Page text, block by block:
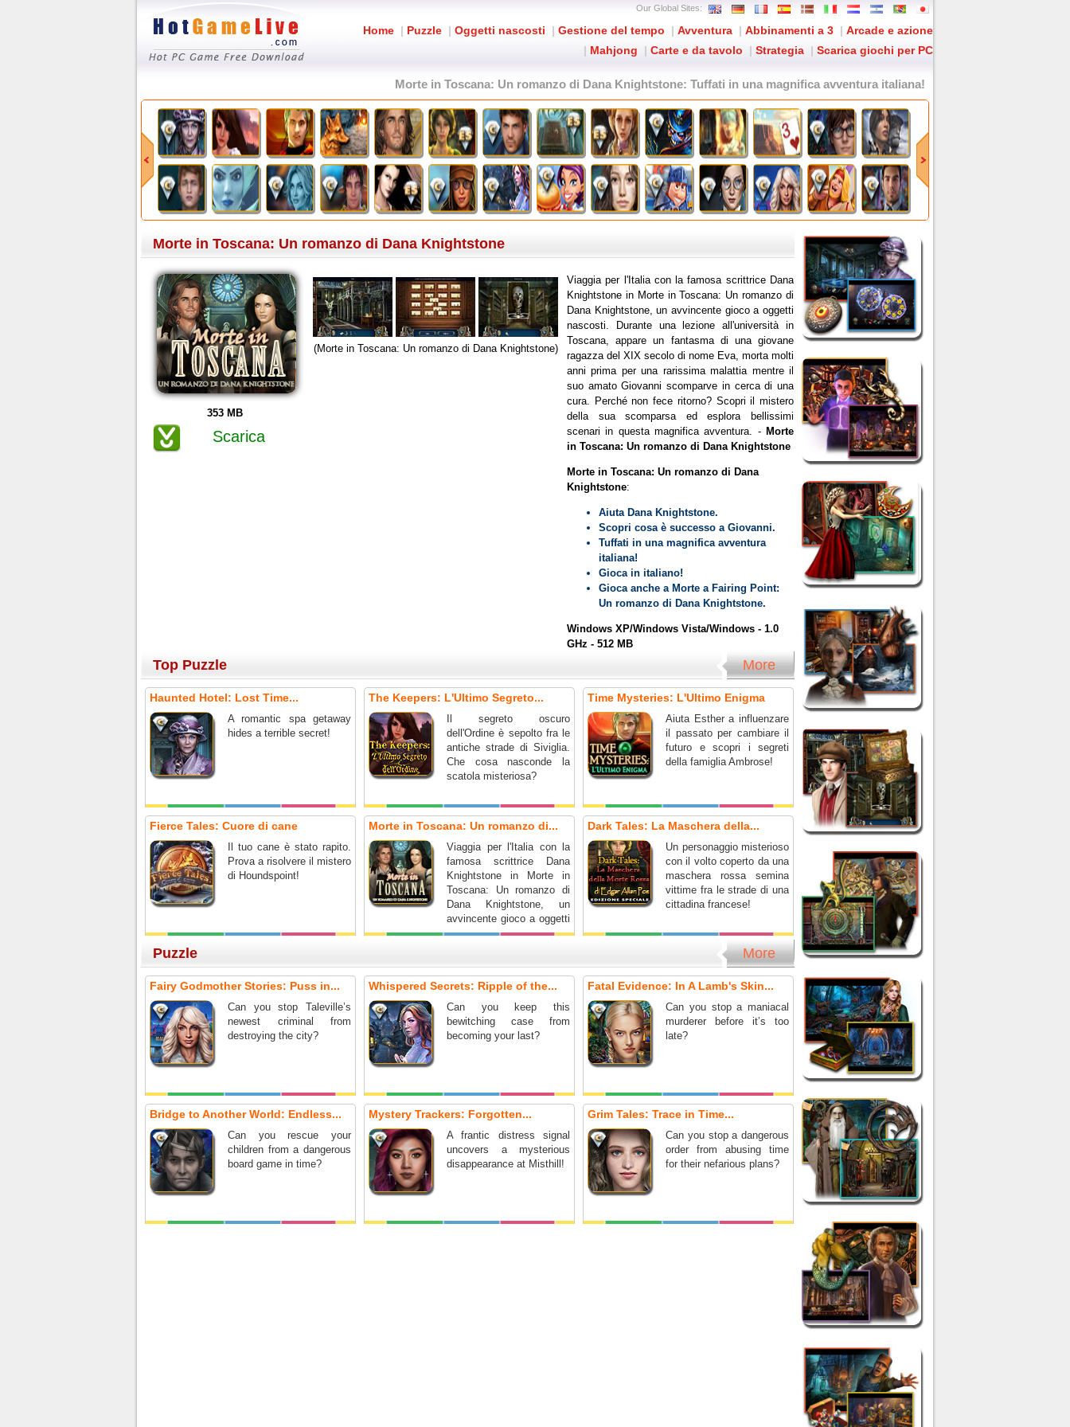
Our Global Sites:
Home | Puzzle | Oggetti nascosti | Gestione del tempo | Avventura | Abbinamenti a 3 | Arcade e azione
| Mahjong | Carte e da tavolo | Strategia | Scarica giochi per PC
Morte in Toscana: Un romanzo di Dana Knightstone: Tuffati in una magnifica avventura italiana!
Morte in Toscana: Un romanzo di Dana Knightstone
353 MB
Scarica
(Morte in Toscana: Un romanzo di Dana Knightstone)
Viaggia per l'Italia con la famosa scrittrice Dana
Knightstone in Morte in Toscana: Un romanzo di
Dana Knightstone, un avvincente gioco a oggetti
nascosti. Durante una lezione all'università in
Toscana, appare un fantasma di una giovane
ragazza del XIX secolo di nome Eva, morta molti
anni prima per una rarissima malattia mentre il
suo amato Giovanni scomparve in cerca di una
cura. Perché non fece ritorno? Scopri il mistero
della sua scomparsa ed esplora bellissimi
scenari in questa magnifica avventura. - Morte
in Toscana: Un romanzo di Dana Knightstone
Morte in Toscana: Un romanzo di Dana
Knightstone:
Aiuta Dana Knightstone.
Scopri cosa è successo a Giovanni.
Tuffati in una magnifica avventura
italiana!
Gioca in italiano!
Gioca anche a Morte a Fairing Point:
Un romanzo di Dana Knightstone.
Windows XP/Windows Vista/Windows - 1.0
GHz - 512 MB
Top Puzzle More
Haunted Hotel: Lost Time...
A romantic spa getaway
hides a terrible secret!
The Keepers: L'Ultimo Segreto...
Il segreto oscuro
dell'Ordine è sepolto fra le
antiche strade di Siviglia.
Che cosa nasconde la
scatola misteriosa?
Time Mysteries: L'Ultimo Enigma
Aiuta Esther a influenzare
il passato per cambiare il
futuro e scopri i segreti
della famiglia Ambrose!
Fierce Tales: Cuore di cane
Il tuo cane è stato rapito.
Prova a risolvere il mistero
di Houndspoint!
Morte in Toscana: Un romanzo di...
Viaggia per l'Italia con la
famosa scrittrice Dana
Knightstone in Morte in
Toscana: Un romanzo di
Dana Knightstone, un
avvincente gioco a oggetti
nascosti.
Dark Tales: La Maschera della...
Un personaggio misterioso
con il volto coperto da una
maschera rossa semina
vittime fra le strade di una
cittadina francese!
Puzzle More
Fairy Godmother Stories: Puss in...
Can you stop Taleville’s
newest criminal from
destroying the city?
Whispered Secrets: Ripple of the...
Can you keep this
bewitching case from
becoming your last?
Fatal Evidence: In A Lamb's Skin...
Can you stop a maniacal
murderer before it’s too
late?
Bridge to Another World: Endless...
Can you rescue your
children from a dangerous
board game in time?
Mystery Trackers: Forgotten...
A frantic distress signal
uncovers a mysterious
disappearance at Misthill!
Grim Tales: Trace in Time...
Can you stop a dangerous
order from abusing time
for their nefarious plans?